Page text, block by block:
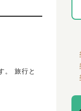
。 旅行と